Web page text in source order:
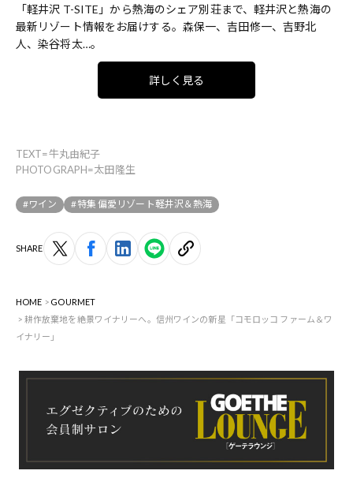
「軽井沢 T-SITE」から熱海のシェア別荘まで、軽井沢と熱海の
最新リゾート情報をお届けする。森保一、吉田修一、吉野北
人、染谷将太…。
詳しく見る
TEXT=牛丸由紀子
PHOTOGRAPH=太田隆生
#ワイン #特集 偏愛リゾート軽井沢＆熱海
SHARE
HOME
GOURMET
耕作放棄地を絶景ワイナリーへ。信州ワインの新星「コモロッコ ファーム＆ワ
イナリー」